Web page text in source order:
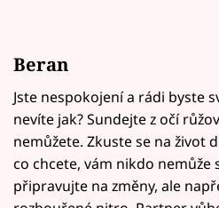
Beran
Jste nespokojení a rádi byste
nevíte jak? Sundejte z očí
nemůžete. Zkuste se na život
co chcete, vám nikdo nemůže
připravujte na změny, ale